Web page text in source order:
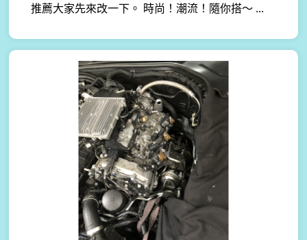
推薦大家先來改一下。 時尚！潮流！隨你搭～ ...